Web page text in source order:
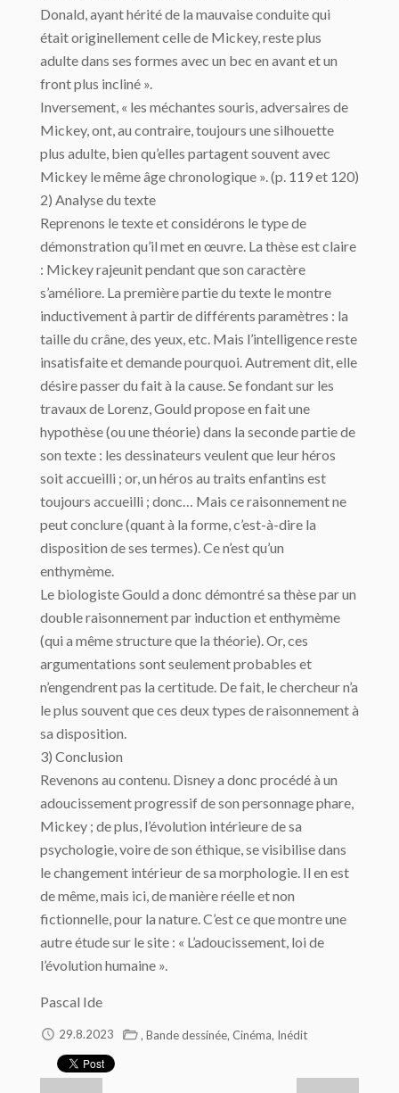
Donald, ayant hérité de la mauvaise conduite qui
était originellement celle de Mickey, reste plus
adulte dans ses formes avec un bec en avant et un
front plus incliné ».
Inversement, « les méchantes souris, adversaires de
Mickey, ont, au contraire, toujours une silhouette
plus adulte, bien qu’elles partagent souvent avec
Mickey le même âge chronologique ». (p. 119 et 120)
2) Analyse du texte
Reprenons le texte et considérons le type de
démonstration qu’il met en œuvre. La thèse est claire
: Mickey rajeunit pendant que son caractère
s’améliore. La première partie du texte le montre
inductivement à partir de différents paramètres : la
taille du crâne, des yeux, etc. Mais l’intelligence reste
insatisfaite et demande pourquoi. Autrement dit, elle
désire passer du fait à la cause. Se fondant sur les
travaux de Lorenz, Gould propose en fait une
hypothèse (ou une théorie) dans la seconde partie de
son texte : les dessinateurs veulent que leur héros
soit accueilli ; or, un héros au traits enfantins est
toujours accueilli ; donc… Mais ce raisonnement ne
peut conclure (quant à la forme, c’est-à-dire la
disposition de ses termes). Ce n’est qu’un
enthymème.
Le biologiste Gould a donc démontré sa thèse par un
double raisonnement par induction et enthymème
(qui a même structure que la théorie). Or, ces
argumentations sont seulement probables et
n’engendrent pas la certitude. De fait, le chercheur n’a
le plus souvent que ces deux types de raisonnement à
sa disposition.
3) Conclusion
Revenons au contenu. Disney a donc procédé à un
adoucissement progressif de son personnage phare,
Mickey ; de plus, l’évolution intérieure de sa
psychologie, voire de son éthique, se visibilise dans
le changement intérieur de sa morphologie. Il en est
de même, mais ici, de manière réelle et non
fictionnelle, pour la nature. C’est ce que montre une
autre étude sur le site : « L’adoucissement, loi de
l’évolution humaine ».
Pascal Ide
29.8.2023 , Bande dessinée, Cinéma, Inédit